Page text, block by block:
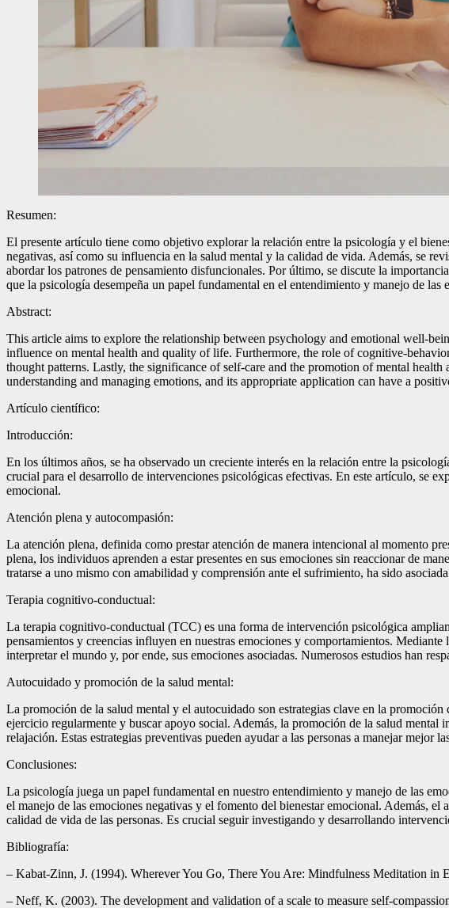
Resumen:
El presente artículo tiene como objetivo explorar la relación entre la psicología y el
negativas, así como su influencia en la salud mental y la calidad de vida. Además, se
abordar los patrones de pensamiento disfuncionales. Por último, se discute la
que la psicología desempeña un papel fundamental en el entendimiento y manejo de
Abstract:
This article aims to explore the relationship between psychology and emotional well-
influence on mental health and quality of life. Furthermore, the role of cognitive-
thought patterns. Lastly, the significance of self-care and the promotion of mental
understanding and managing emotions, and its appropriate application can have a
Artículo científico:
Introducción:
En los últimos años, se ha observado un creciente interés en la relación entre la
crucial para el desarrollo de intervenciones psicológicas efectivas. En este artículo, se
emocional.
Atención plena y autocompasión:
La atención plena, definida como prestar atención de manera intencional al momento
plena, los individuos aprenden a estar presentes en sus emociones sin reaccionar de
tratarse a uno mismo con amabilidad y comprensión ante el sufrimiento, ha sido
Terapia cognitivo-conductual:
La terapia cognitivo-conductual (TCC) es una forma de intervención psicológica
pensamientos y creencias influyen en nuestras emociones y comportamientos.
interpretar el mundo y, por ende, sus emociones asociadas. Numerosos estudios han
Autocuidado y promoción de la salud mental:
La promoción de la salud mental y el autocuidado son estrategias clave en la
ejercicio regularmente y buscar apoyo social. Además, la promoción de la salud
relajación. Estas estrategias preventivas pueden ayudar a las personas a manejar mejor
Conclusiones:
La psicología juega un papel fundamental en nuestro entendimiento y manejo de las
el manejo de las emociones negativas y el fomento del bienestar emocional. Además,
calidad de vida de las personas. Es crucial seguir investigando y desarrollando
Bibliografía:
– Kabat-Zinn, J. (1994). Wherever You Go, There You Are: Mindfulness Meditation in
– Neff, K. (2003). The development and validation of a scale to measure self-